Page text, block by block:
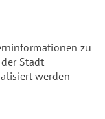
zu
Stadt
werden